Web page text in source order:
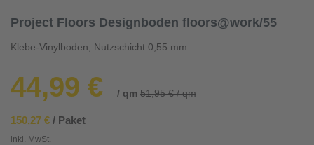
Project Floors Designboden floors@work/55
Klebe-Vinylboden, Nutzschicht 0,55 mm
44,99 € / qm 51,95 € / qm
150,27 € / Paket
inkl. MwSt.